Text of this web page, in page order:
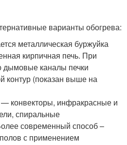
варианты обогрева:
металлическая буржуйка
кирпичная печь. При
дымовые каналы печки
контур (показан выше на
— конвекторы, инфракрасные и
спиральные
современный способ –
с применением